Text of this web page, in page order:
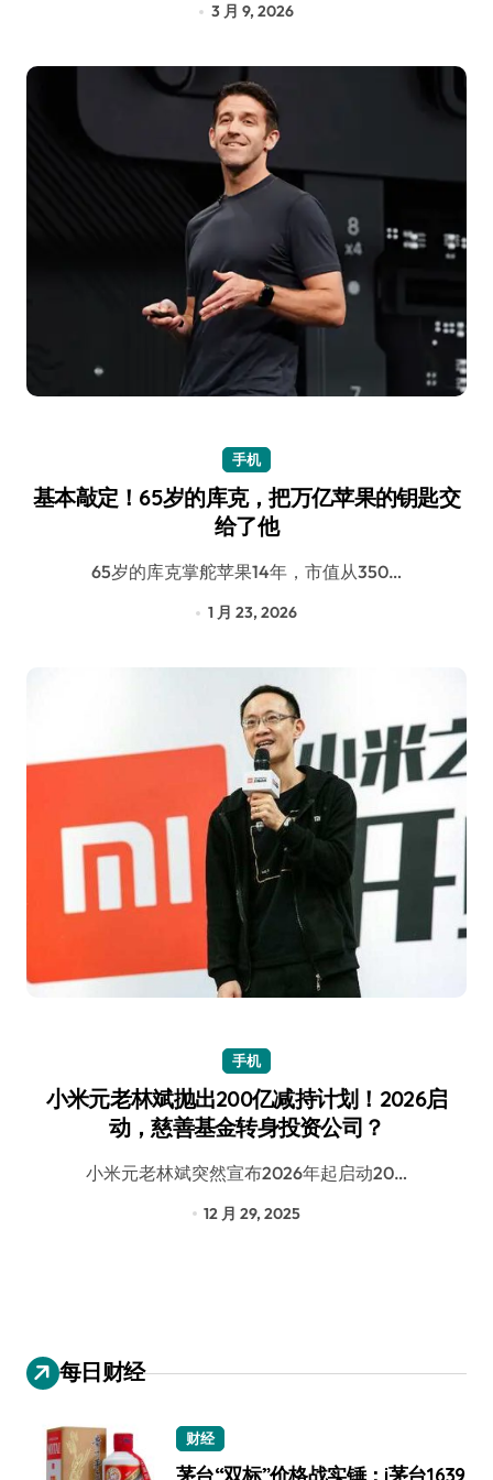
3 月 9, 2026
手机
基本敲定！65岁的库克，把万亿苹果的钥匙交
给了他
65岁的库克掌舵苹果14年，市值从350…
1 月 23, 2026
手机
小米元老林斌抛出200亿减持计划！2026启
动，慈善基金转身投资公司？
小米元老林斌突然宣布2026年起启动20…
12 月 29, 2025
每日财经
财经